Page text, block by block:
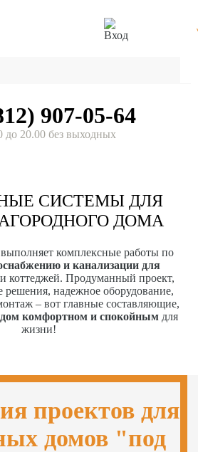
907-05-64
до 20.00 без выходных
СИСТЕМЫ ДЛЯ
ДОМА
комплексные работы по
и канализации для
и коттеджей. Продуманный проект,
решения, надежное оборудование,
– вот главные составляющие,
комфортном и спокойным для
жизни!
проектов для
домов "под